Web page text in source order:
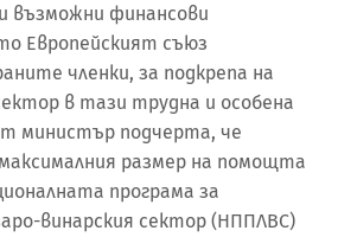
възможни финансови
Европейският съюз
членки, за подкрепа на
в тази трудна и особена
министър подчерта, че
размер на помощта
програма за
винарския сектор (НППЛВС)